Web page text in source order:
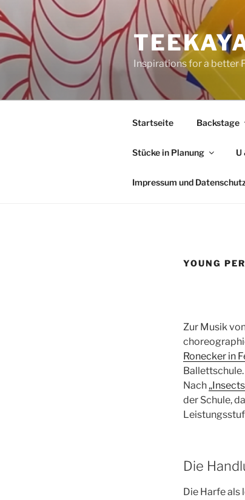
Zum
Inhalt
springen
Inspirations for a better
Startseite Backstage
Stücke in Planung U
Impressum und
YOUNG
Zur Musik
Ronecker in
Ballettschule.
Nach
der Schule,
Die
Die Harfe als